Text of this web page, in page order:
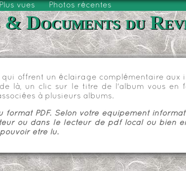
Plus vues Photos récentes
& Documents du
offrent un éclairage complémentaire
là, un clic sur le titre de l'album vous
à plusieurs albums.
PDF. Selon votre équipement
ou dans le lecteur de pdf local ou bien
être lu.